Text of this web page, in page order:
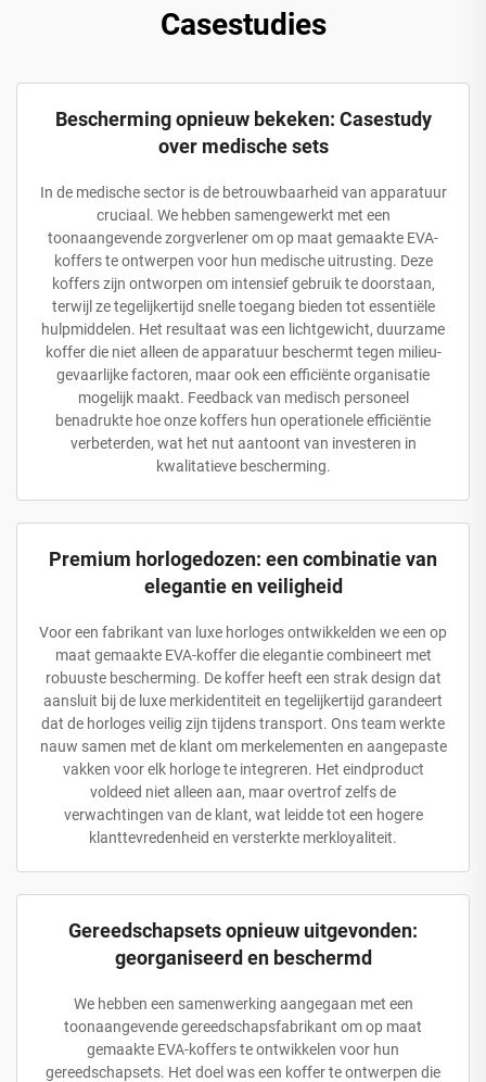
Casestudies
Bescherming opnieuw bekeken: Casestudy
over medische sets
In de medische sector is de betrouwbaarheid van apparatuur
cruciaal. We hebben samengewerkt met een
toonaangevende zorgverlener om op maat gemaakte EVA-
koffers te ontwerpen voor hun medische uitrusting. Deze
koffers zijn ontworpen om intensief gebruik te doorstaan,
terwijl ze tegelijkertijd snelle toegang bieden tot essentiële
hulpmiddelen. Het resultaat was een lichtgewicht, duurzame
koffer die niet alleen de apparatuur beschermt tegen milieu-
gevaarlijke factoren, maar ook een efficiënte organisatie
mogelijk maakt. Feedback van medisch personeel
benadrukte hoe onze koffers hun operationele efficiëntie
verbeterden, wat het nut aantoont van investeren in
kwalitatieve bescherming.
Premium horlogedozen: een combinatie van
elegantie en veiligheid
Voor een fabrikant van luxe horloges ontwikkelden we een op
maat gemaakte EVA-koffer die elegantie combineert met
robuuste bescherming. De koffer heeft een strak design dat
aansluit bij de luxe merkidentiteit en tegelijkertijd garandeert
dat de horloges veilig zijn tijdens transport. Ons team werkte
nauw samen met de klant om merkelementen en aangepaste
vakken voor elk horloge te integreren. Het eindproduct
voldeed niet alleen aan, maar overtrof zelfs de
verwachtingen van de klant, wat leidde tot een hogere
klanttevredenheid en versterkte merkloyaliteit.
Gereedschapsets opnieuw uitgevonden:
georganiseerd en beschermd
We hebben een samenwerking aangegaan met een
toonaangevende gereedschapsfabrikant om op maat
gemaakte EVA-koffers te ontwikkelen voor hun
gereedschapsets. Het doel was een koffer te ontwerpen die